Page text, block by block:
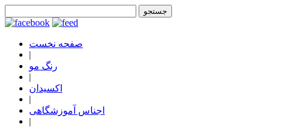
صفحه نخست
|
رنگ مو
|
اکسیدان
|
اجناس آموزشگاهی
|